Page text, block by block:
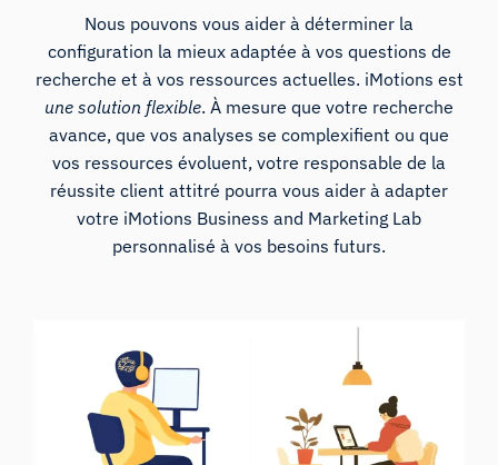
Nous pouvons vous aider à déterminer la
configuration la mieux adaptée à vos questions de
recherche et à vos ressources actuelles. iMotions est
une solution flexible. À mesure que votre recherche
avance, que vos analyses se complexifient ou que
vos ressources évoluent, votre responsable de la
réussite client attitré pourra vous aider à adapter
votre iMotions Business and Marketing Lab
personnalisé à vos besoins futurs.